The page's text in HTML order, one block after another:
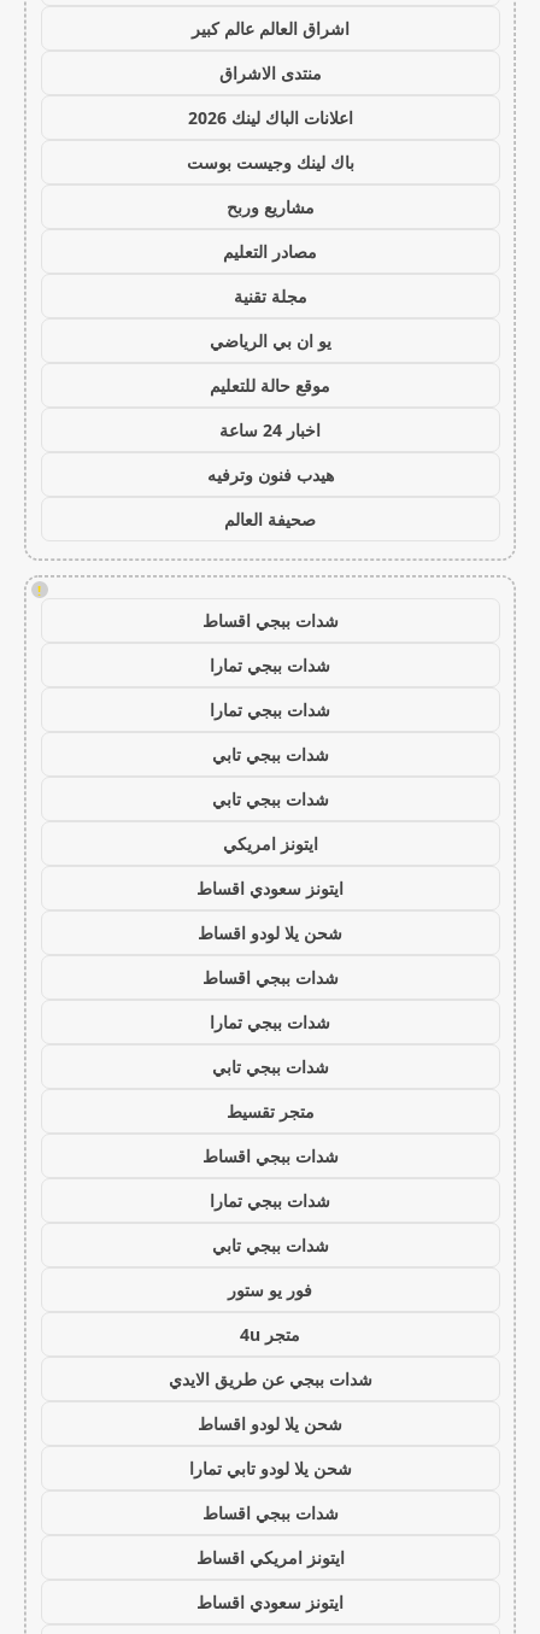
اشراق العالم عالم كبير
منتدى الاشراق
اعلانات الباك لينك 2026
باك لينك وجيست بوست
مشاريع وربح
مصادر التعليم
مجلة تقنية
يو ان بي الرياضي
موقع حالة للتعليم
اخبار 24 ساعة
هيدب فنون وترفيه
صحيفة العالم
!
شدات ببجي اقساط
شدات ببجي تمارا
شدات ببجي تمارا
شدات ببجي تابي
شدات ببجي تابي
ايتونز امريكي
ايتونز سعودي اقساط
شحن يلا لودو اقساط
شدات ببجي اقساط
شدات ببجي تمارا
شدات ببجي تابي
متجر تقسيط
شدات ببجي اقساط
شدات ببجي تمارا
شدات ببجي تابي
فور يو ستور
متجر 4u
شدات ببجي عن طريق الايدي
شحن يلا لودو اقساط
شحن يلا لودو تابي تمارا
شدات ببجي اقساط
ايتونز امريكي اقساط
ايتونز سعودي اقساط